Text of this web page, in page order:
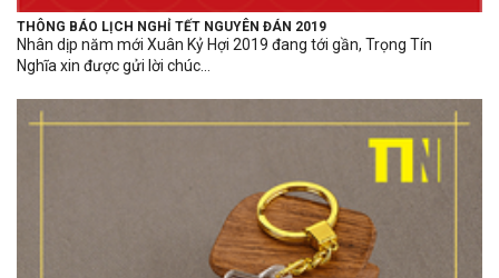
THÔNG BÁO LỊCH NGHỈ TẾT NGUYÊN ĐÁN 2019
Nhân dịp năm mới Xuân Kỷ Hợi 2019 đang tới gần, Trọng Tín
Nghĩa xin được gửi lời chúc...